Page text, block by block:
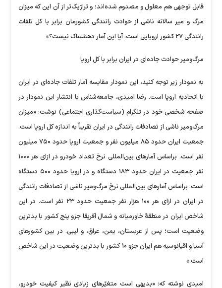
قابل توجهی هم معلول و مصدوم شده‌اند؛ و تراژیک‌تر از آن این که میزان
مرگ و میر سالانه ناشی از حوادث رانندگی کشورمان برابر با کل تلفات
رانندگی ۲۷ کشور اروپایی است. آیا این آمار دهشتناک نیست؟»
مرگ‌ومیر حوادث جاده‌ای در ایران برابر با کل اروپا
به نمودار زیر توجه کنید، این نمودار مقایسه آمار تلفات جاده‌ای در ایران
با اتحادیه اروپا است. رضا امیدی، جامعه‌شناس با انتشار این نمودار در
صفحه شخصی خود در تلگرام (سیاست‌گذاری اجتماعی) نوشت: «میزان
مرگ‌ومیر ناشی از تصادفات رانندگی در ایران تقریباً به اندازه کل اروپا است.
جمعیت ایران حدود ۸۵ میلیون نفر و جمعیت اروپا حدود ۷۵۰ میلیون
نفر است. براساس آمار‌های بین‌المللی نرخ تعداد خودرو در ازای هر ۱۰۰۰
نفر جمعیت در ایران حدود ۱۸۳ دستگاه و در اروپا حدود ۵۰۰ دستگاه
است. براساس آمار‌های بین‌المللی نرخ مرگ‌ومیر ناشی از تصادفات رانندگی
در ایران در ازای هر ۱۰۰ هزار نفر جمعیت حدود ۲۳ نفر است. در این
شاخص ایران در منطقۀ خاورمیانه و شمال آفریقا جزو پنج کشور با بدترین
وضعیت است؛ پس از عربستان، یمن، عراق، و لیبی. در بین کشور‌های
آسیا و اقیانوسیه هم ایران جزو ۱۰ کشور با بدترین وضعیت در این شاخص
است.»
امیدی نوشته که: «بدیهی است متغیّرهای زیادی نظیر کیفیت خودرو،